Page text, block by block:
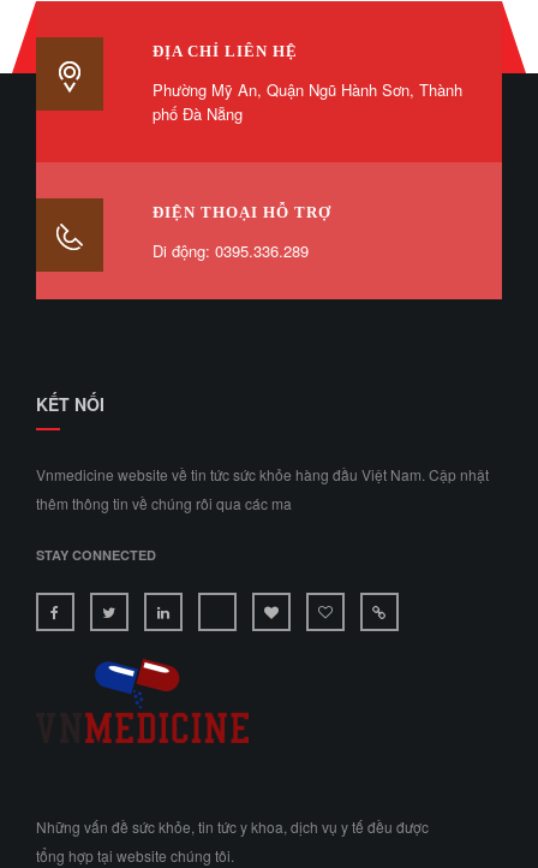
ĐỊA CHỈ LIÊN HỆ
Phường Mỹ An, Quận Ngũ Hành Sơn, Thành
phố Đà Nẵng
ĐIỆN THOẠI HỖ TRỢ
Di động: 0395.336.289
KẾT NỐI
Vnmedicine website về tin tức sức khỏe hàng đầu Việt Nam. Cập nhật
thêm thông tin về chúng rôi qua các ma
STAY CONNECTED
Những vấn đề sức khỏe, tin tức y khoa, dịch vụ y tế đều được
tổng hợp tại website chúng tôi.